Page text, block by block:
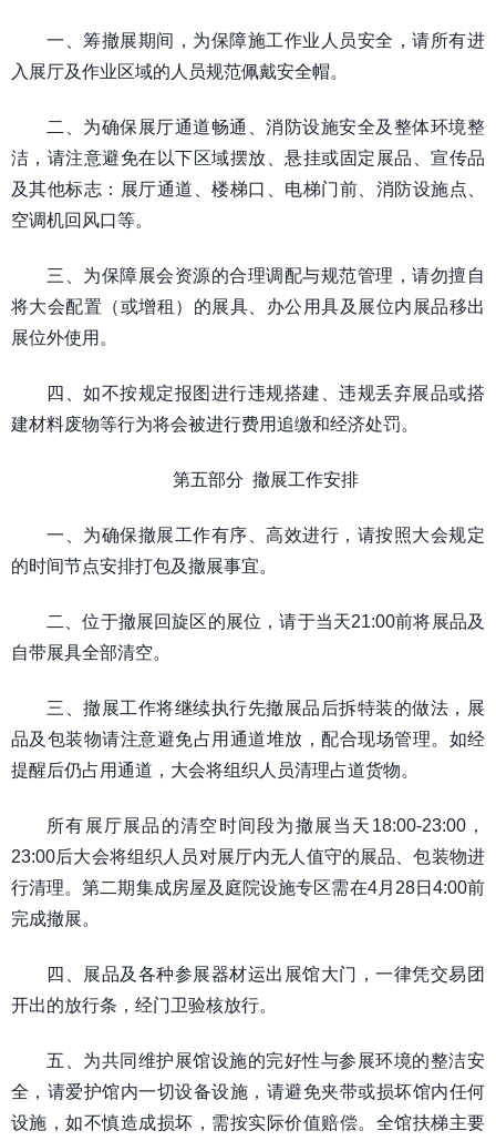
一、筹撤展期间，为保障施工作业人员安全，请所有进
入展厅及作业区域的人员规范佩戴安全帽。
二、为确保展厅通道畅通、消防设施安全及整体环境整
洁，请注意避免在以下区域摆放、悬挂或固定展品、宣传品
及其他标志：展厅通道、楼梯口、电梯门前、消防设施点、
空调机回风口等。
三、为保障展会资源的合理调配与规范管理，请勿擅自
将大会配置（或增租）的展具、办公用具及展位内展品移出
展位外使用。
四、如不按规定报图进行违规搭建、违规丢弃展品或搭
建材料废物等行为将会被进行费用追缴和经济处罚。
第五部分 撤展工作安排
一、为确保撤展工作有序、高效进行，请按照大会规定
的时间节点安排打包及撤展事宜。
二、位于撤展回旋区的展位，请于当天21:00前将展品及
自带展具全部清空。
三、撤展工作将继续执行先撤展品后拆特装的做法，展
品及包装物请注意避免占用通道堆放，配合现场管理。如经
提醒后仍占用通道，大会将组织人员清理占道货物。
所有展厅展品的清空时间段为撤展当天18:00-23:00，
23:00后大会将组织人员对展厅内无人值守的展品、包装物进
行清理。第二期集成房屋及庭院设施专区需在4月28日4:00前
完成撤展。
四、展品及各种参展器材运出展馆大门，一律凭交易团
开出的放行条，经门卫验核放行。
五、为共同维护展馆设施的完好性与参展环境的整洁安
全，请爱护馆内一切设备设施，请避免夹带或损坏馆内任何
设施，如不慎造成损坏，需按实际价值赔偿。全馆扶梯主要